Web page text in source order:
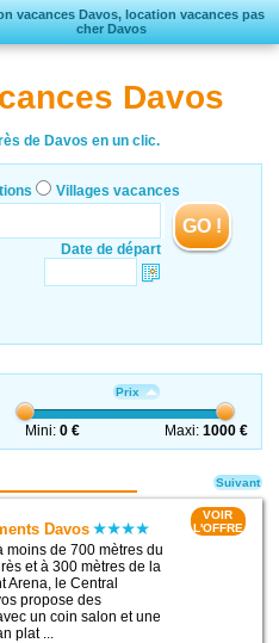
vacances Davos, location vacances pas
cher Davos
vacances
vacances
Davos
de Davos en un clic.
Villages vacances
Date de départ
GO !
Prix
Mini:0 € Maxi: 1000 €
Davos
moins de 700 mètres du
et à 300 mètres de la
Arena, le Central
propose des
un coin salon et une
plat ...
VOIR
L'OFFRE
Suivant